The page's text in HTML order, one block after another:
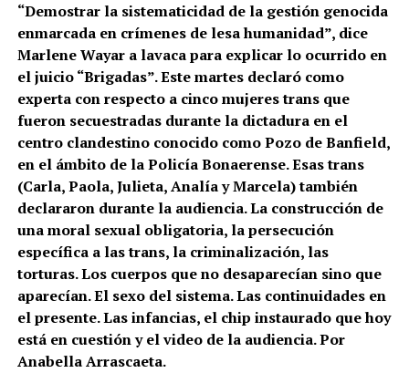
“Demostrar la sistematicidad de la gestión genocida
enmarcada en crímenes de lesa humanidad”, dice
Marlene Wayar a lavaca para explicar lo ocurrido en
el juicio “Brigadas”. Este martes declaró como
experta con respecto a cinco mujeres trans que
fueron secuestradas durante la dictadura en el
centro clandestino conocido como Pozo de Banfield,
en el ámbito de la Policía Bonaerense. Esas trans
(Carla, Paola, Julieta, Analía y Marcela) también
declararon durante la audiencia. La construcción de
una moral sexual obligatoria, la persecución
específica a las trans, la criminalización, las
torturas. Los cuerpos que no desaparecían sino que
aparecían. El sexo del sistema. Las continuidades en
el presente. Las infancias, el chip instaurado que hoy
está en cuestión y el video de la audiencia. Por
Anabella Arrascaeta.